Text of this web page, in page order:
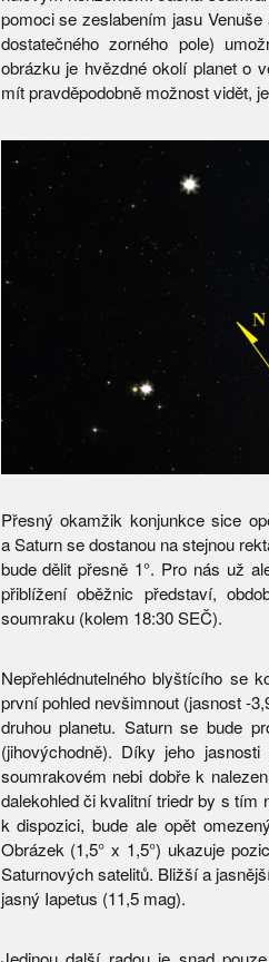
pomoci se zeslabením jasu
dostatečného zorného pole)
obrázku je hvězdné okolí planet o
mít pravděpodobně možnost vidět,
Přesný okamžik konjunkce sice
a Saturn se dostanou na stejnou
bude dělit přesně 1°. Pro nás už
přiblížení oběžnic představí,
soumraku (kolem 18:30 SEČ).
Nepřehlédnutelného blyštícího se
první pohled nevšimnout (jasnost -
druhou planetu. Saturn se bude
(jihovýchodně). Díky jeho
soumrakovém nebi dobře k
dalekohled či kvalitní triedr by s tím
k dispozici, bude ale opět
Obrázek (1,5° x 1,5°) ukazuje
Saturnových satelitů. Bližší a
jasný Iapetus (11,5 mag).